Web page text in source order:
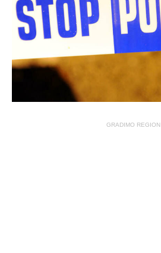
GRADIMO REGION